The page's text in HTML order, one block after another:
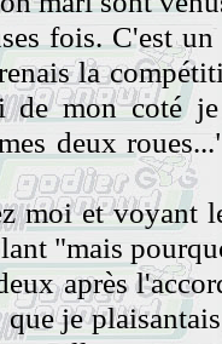
fois. C'est
la
mon coté
deux
et voyant
"mais
après
je